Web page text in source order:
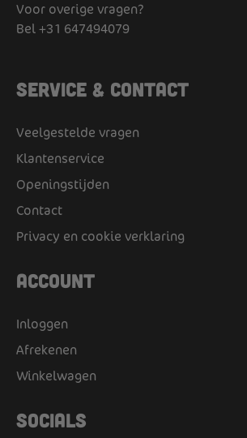
Voor overige vragen?
Bel+31 647494079
Service & Contact
Veelgestelde vragen
Klantenservice
Openingstijden
Contact
Privacy en cookie verklaring
Account
Inloggen
Afrekenen
Winkelwagen
Socials